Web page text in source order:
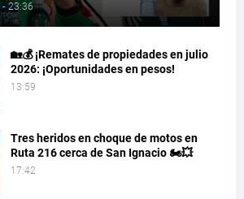
- 23:36
🏡💰 ¡Remates de propiedades en julio
2026: ¡Oportunidades en pesos!
13:59
Tres heridos en choque de motos en
Ruta 216 cerca de San Ignacio 🏍️💥
17:42